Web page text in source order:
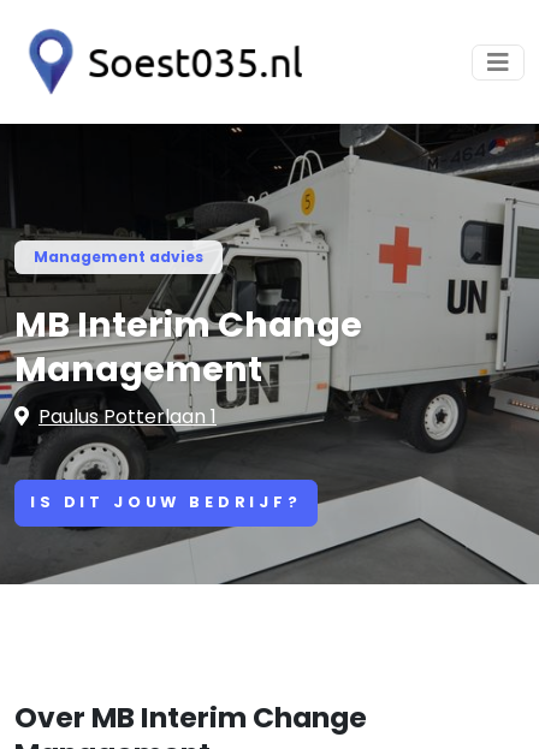
Management advies
MB Interim Change
Management
Paulus Potterlaan 1
IS DIT JOUW BEDRIJF?
Over MB Interim Change